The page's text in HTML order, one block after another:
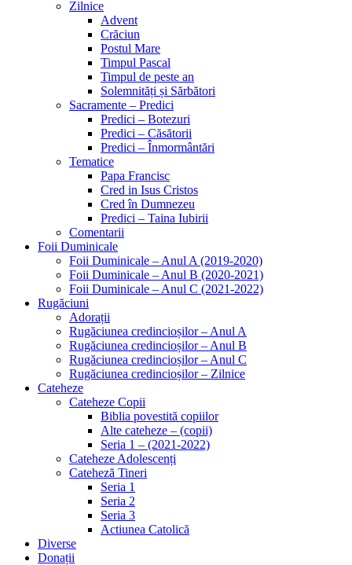
Zilnice
Advent
Crăciun
Postul Mare
Timpul Pascal
Timpul de peste an
Solemnități și Sărbători
Sacramente – Predici
Predici – Botezuri
Predici – Căsătorii
Predici – Înmormântări
Tematice
Papa Francisc
Cred in Isus Cristos
Cred în Dumnezeu
Predici – Taina Iubirii
Comentarii
Foii Duminicale
Foii Duminicale – Anul A (2019-2020)
Foii Duminicale – Anul B (2020-2021)
Foii Duminicale – Anul C (2021-2022)
Rugăciuni
Adorații
Rugăciunea credincioșilor – Anul A
Rugăciunea credincioșilor – Anul B
Rugăciunea credincioșilor – Anul C
Rugăciunea credincioșilor – Zilnice
Cateheze
Cateheze Copii
Biblia povestită copiilor
Alte cateheze – (copii)
Seria 1 – (2021-2022)
Cateheze Adolescenți
Cateheză Tineri
Seria 1
Seria 2
Seria 3
Actiunea Catolică
Diverse
Donații